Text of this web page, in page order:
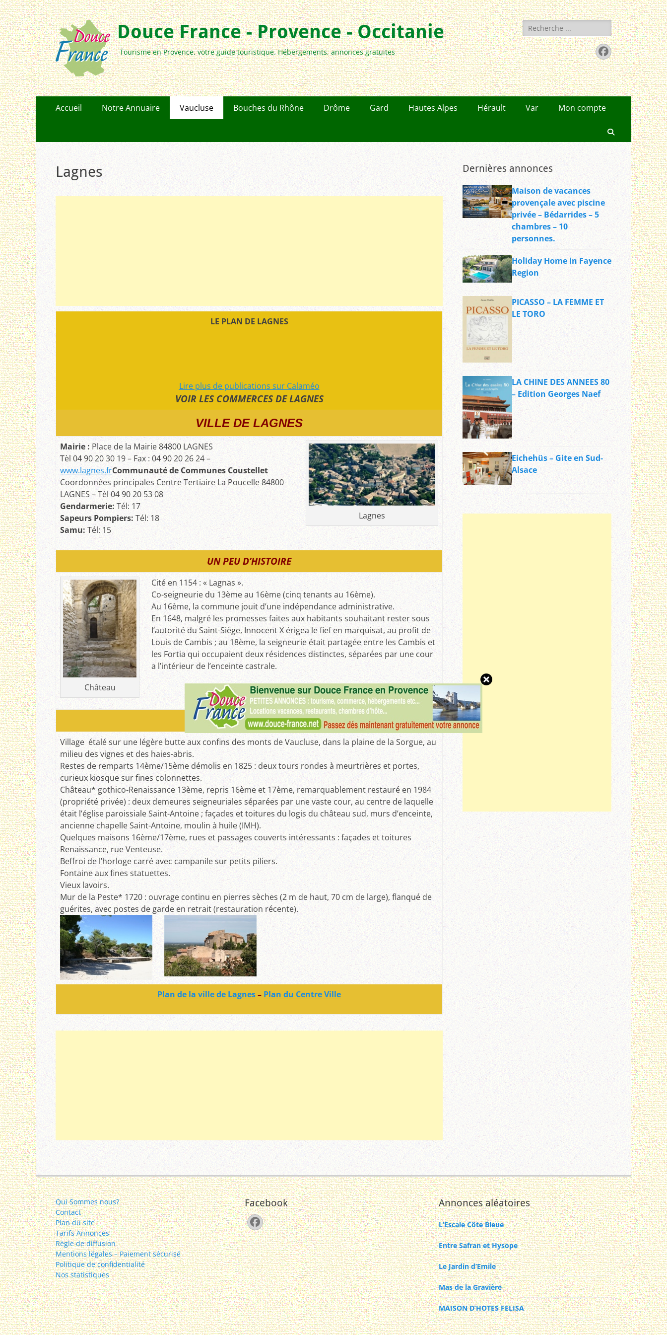
Douce France - Provence - Occitanie
Tourisme en Provence, votre guide touristique. Hébergements, annonces gratuites
Rechercher :
Facebook
Menu
Accueil Notre Annuaire Vaucluse Bouches du Rhône Drôme Gard Hautes Alpes Hérault Var Mon compte
Recherche
Lagnes
LE PLAN DE LAGNES
Lire plus de publications sur Calaméo
VOIR LES COMMERCES DE LAGNES
VILLE DE LAGNES
Lagnes
Mairie :Place de la Mairie 84800 LAGNES
Tèl 04 90 20 30 19 – Fax : 04 90 20 26 24 –
www.lagnes.frCommunauté de Communes Coustellet
Coordonnées principales Centre Tertiaire La Poucelle 84800
LAGNES – Tèl 04 90 20 53 08
Gendarmerie: Tél: 17
Sapeurs Pompiers:Tél: 18
Samu:Tél: 15
UN PEU D’HISTOIRE
Château
Cité en 1154 : « Lagnas ».
Co-seigneurie du 13ème au 16ème (cinq tenants au 16ème).
Au 16ème, la commune jouit d’une indépendance administrative.
En 1648, malgré les promesses faites aux habitants souhaitant rester sous
I’autorité du Saint-Siège, Innocent X érigea le fief en marquisat, au profit de
Louis de Cambis ; au 18ème, la seigneurie était partagée entre les Cambis et
les Fortia qui occupaient deux résidences distinctes, séparées par une cour
a l’intérieur de l’enceinte castrale.
A visiter :
Village étalé sur une légère butte aux confins des monts de Vaucluse, dans la plaine de la Sorgue, au
milieu des vignes et des haies-abris.
Restes de remparts 14ème/15ème démolis en 1825 : deux tours rondes à meurtrières et portes,
curieux kiosque sur fines colonnettes.
Château* gothico-Renaissance 13ème, repris 16ème et 17ème, remarquablement restauré en 1984
(propriété privée) : deux demeures seigneuriales séparées par une vaste cour, au centre de laquelle
était l’église paroissiale Saint-Antoine ; façades et toitures du logis du château sud, murs d’enceinte,
ancienne chapelle Saint-Antoine, moulin à huile (IMH).
Quelques maisons 16ème/17ème, rues et passages couverts intéressants : façades et toitures
Renaissance, rue Venteuse.
Beffroi de l’horloge carré avec campanile sur petits piliers.
Fontaine aux fines statuettes.
Vieux lavoirs.
Mur de la Peste* 1720 : ouvrage continu en pierres sèches (2 m de haut, 70 cm de large), flanqué de
guérites, avec postes de garde en retrait (restauration récente).
Plan de la ville de Lagnes– Plan du Centre Ville
Dernières annonces
Maison de vacances
provençale avec piscine
privée – Bédarrides – 5
chambres – 10
personnes.
Holiday Home in Fayence
Region
PICASSO – LA FEMME ET
LE TORO
LA CHINE DES ANNEES 80
– Edition Georges Naef
Eichehüs – Gite en Sud-
Alsace
Qui Sommes nous?
Contact
Plan du site
Tarifs Annonces
Règle de diffusion
Mentions légales – Paiement sécurisé
Politique de confidentialité
Nos statistiques
Facebook
Facebook
Annonces aléatoires
L’Escale Côte Bleue
Entre Safran et Hysope
Le Jardin d’Emile
Mas de la Gravière
MAISON D’HOTES FELISA